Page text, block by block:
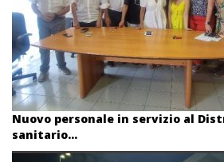
Nuovo personale in servizio al
sanitario...